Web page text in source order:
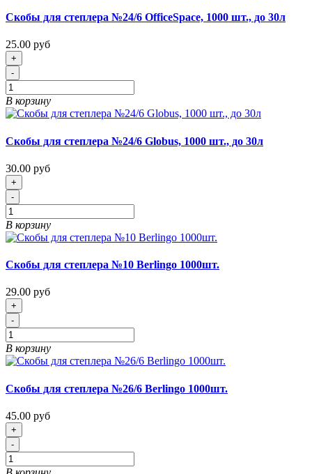
Скобы для степлера №24/6 OfficeSpace, 1000 шт., до 30л
25.00 руб
+
-
В корзину
Скобы для степлера №24/6 Globus, 1000 шт., до 30л
30.00 руб
+
-
В корзину
Скобы для степлера №10 Berlingo 1000шт.
29.00 руб
+
-
В корзину
Скобы для степлера №26/6 Berlingo 1000шт.
45.00 руб
+
-